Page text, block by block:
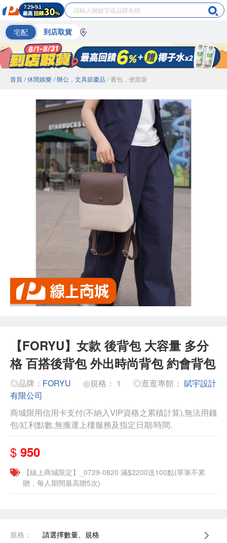
宅配 到店取貨
首頁 / 休閒娛樂 / 辦公．文具節慶品 / 書包．便當袋
【FORYU】女款 後背包 大容量 多分
格 百搭後背包 外出時尚背包 約會背包
◎品牌： FORYU ◎規格： 1 ◎逛逛專館： 賦宇設計
有限公司
商城限用信用卡支付(不納入VIP資格之累積計算),無法用錢
包/紅利點數,無搬運上樓服務及指定日期/時間.
$ 950
【線上商城限定】_0729-0820 滿$2200送100點(單筆不累
贈，每人期間最高贈5次)
規格： 請選擇數量、規格